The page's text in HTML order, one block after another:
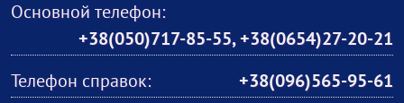
Основной телефон:
+38(050)717-85-55,+38(0654)27-20-21
Телефон справок:
+38(096)565-95-61